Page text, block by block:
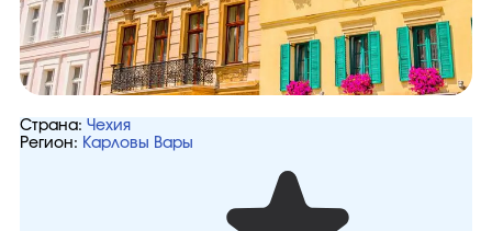
Страна: Чехия
Регион: Карловы Вары